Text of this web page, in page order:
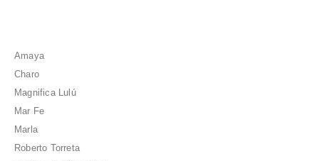
Amaya
Charo
Magnifica Lulú
Mar Fe
Marla
Roberto Torreta